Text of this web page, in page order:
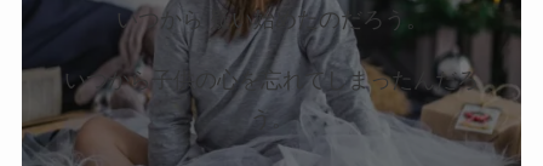
いつから 疑い始めたのだろう。
いつから子供の心を忘れてしまったんだろ
う。